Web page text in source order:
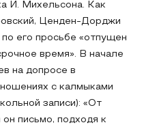
И. Михельсона. Как
Ценден-Дорджи
его просьбе «отпущен
время». В начале
на допросе в
с калмыками
записи): «От
письмо, подходя к